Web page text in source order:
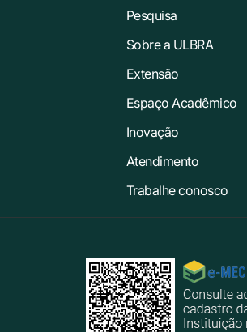
Pesquisa
Sobre a ULBRA
Extensão
Espaço Acadêmico
Inovação
Atendimento
Trabalhe conosco